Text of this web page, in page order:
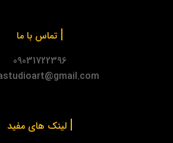
| تماس با ما
09031722396
| لینک های مفید